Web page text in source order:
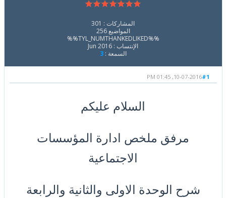
المشاركات : 301
المواضيع 256
%%TYL_NUMTHANKEDLIKED%%
الإنتساب : Jun 2016
السمعة :3
#1
10-07-2016, 01:45 PM
السلام عليكم
مرفق ملخص ادارة المؤسسات
الاجتماعية
شرح الوحدة الاولى والثانية والرابعة